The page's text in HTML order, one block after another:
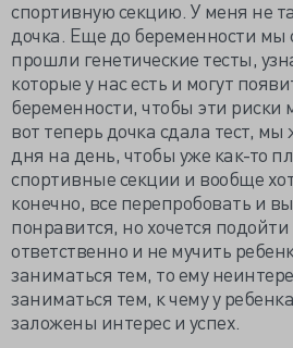
спортивную секцию. У меня не
дочка. Еще до беременности мы
прошли генетические тесты,
которые у нас есть и могут
беременности, чтобы эти
вот теперь дочка сдала тест,
дня на день, чтобы уже как-то
спортивные секции и вообще
конечно, все перепробовать и
понравится, но хочется подойти
ответственно и не мучить
заниматься тем, то ему
заниматься тем, к чему у
заложены интерес и успех.